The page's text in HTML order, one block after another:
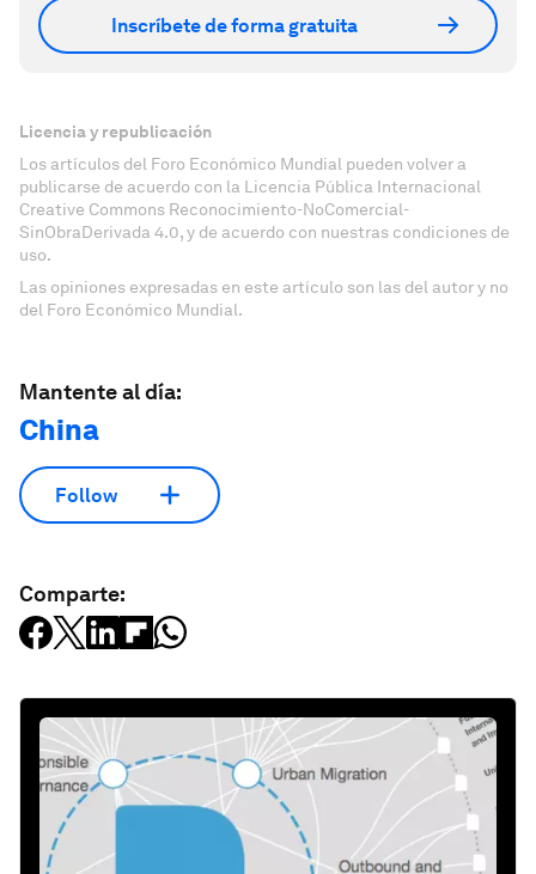
Inscríbete de forma gratuita
Licencia y republicación
Los artículos del Foro Económico Mundial pueden volver a
publicarse de acuerdo con la Licencia Pública Internacional
Creative Commons Reconocimiento-NoComercial-
SinObraDerivada 4.0, y de acuerdo con nuestras condiciones de
uso.
Las opiniones expresadas en este artículo son las del autor y no
del Foro Económico Mundial.
Mantente al día:
China
Follow
Comparte: